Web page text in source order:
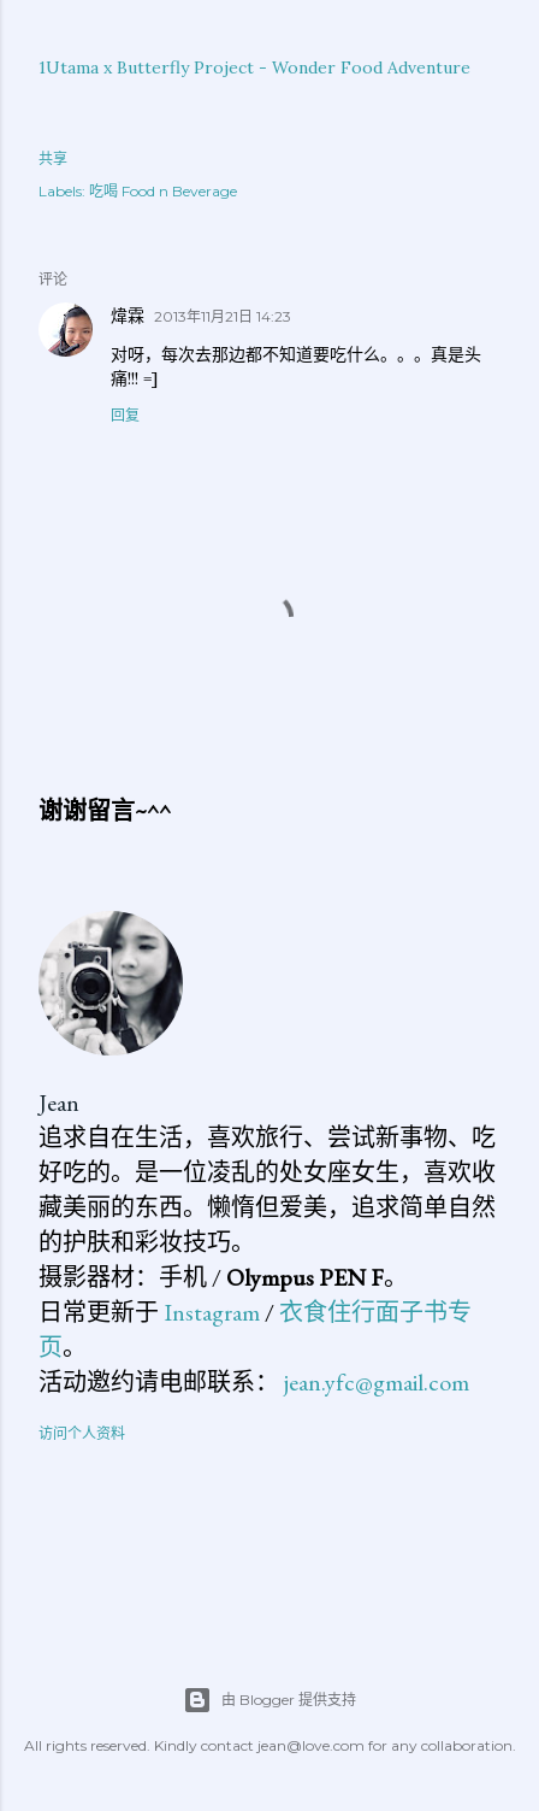
1Utama x Butterfly Project - Wonder Food Adventure
共享
Labels: 吃喝 Food n Beverage
评论
煒霖 2013年11月21日 14:23
对呀，每次去那边都不知道要吃什么。。。真是头
痛!!! =]
回复
论
谢谢留言~^^
Jean
追求自在生活，喜欢旅行、尝试新事物、吃
好吃的。是一位凌乱的处女座女生，喜欢收
藏美丽的东西。懒惰但爱美，追求简单自然
的护肤和彩妆技巧。
摄影器材：手机 /Olympus PEN F。
日常更新于 Instagram/衣食住行面子书专
页。
活动邀约请电邮联系： jean.yfc@gmail.com
访问个人资料
由 Blogger 提供支持
All rights reserved. Kindly contact jean@love.com for any collaboration.